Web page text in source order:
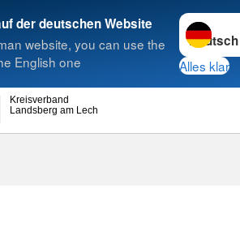
der deutschen Website
website, you can use the
English one
Sprache
Alles klar
Landsberg am Lech
Kreisverband
Suche